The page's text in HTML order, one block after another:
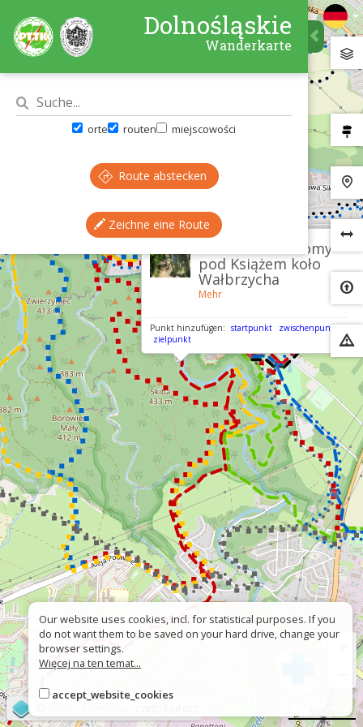
Rezerwat Przełomy
pod Książem koło
Wałbrzycha
Mehr
Punkt hinzufügen: startpunkt
zwischenpunkt
zielpunkt
Dolnośląskie
Wanderkarte
orte routen miejscowości
Route abstecken
Zeichne eine Route
Our website uses cookies, incl. for statistical purposes. If you
do not want them to be saved on your hard drive, change your
browser settings.
Więcej na ten temat...
accept_website_cookies